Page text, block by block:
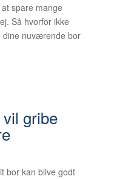
spare mange
Så hvorfor ikke
dine nuværende bor
gribe
bor kan blive godt